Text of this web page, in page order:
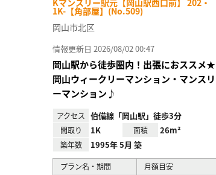
Kマンスリー駅元【岡山駅西口前】 202・
1K-【角部屋】(No.509)
岡山市北区
情報更新日 2026/08/02 00:47
岡山駅から徒歩圏内！出張におススメ★
岡山ウィークリーマンション・マンスリ
ーマンション♪
アクセス 伯備線「岡山駅」徒歩3分
間取り 1K 面積 26m²
築年数 1995年 5月 築
プラン名・期間 月額目安